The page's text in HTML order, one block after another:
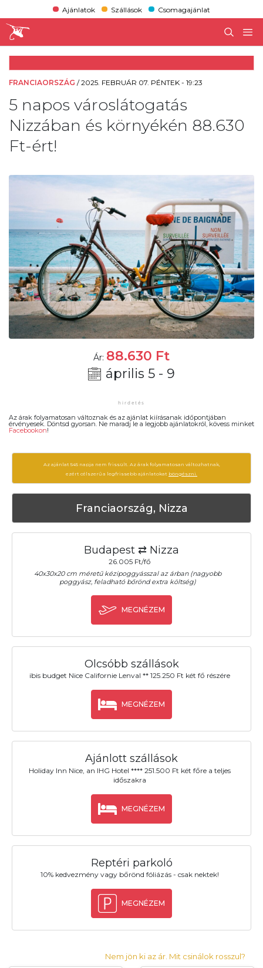
Ajánlatok Szállások Csomagajánlat
FRANCIAORSZÁG /2025. FEBRUÁR 07. PÉNTEK - 19:23
5 napos városlátogatás
Nizzában és környékén 88.630
Ft-ért!
Ár: 88.630 Ft
április 5 - 9
Az árak folyamatosan változnak és az ajánlat kiírásanak időpontjában
érvényesek. Döntsd gyorsan. Ne maradj le a legjobb ajánlatokról, kövess minket
Facebookon!
Az ajánlat 545 napja nem frissült. Az árak folyamatosan változhatnak,
ezért célszerű a legfrissebb ajánlatokat böngészni.
Franciaország, Nizza
Budapest ⇄ Nizza
26.005 Ft/fő
40x30x20 cm méretű kézipoggyásszal az árban (nagyobb
poggyász, feladható bőrönd extra költség)
MEGNÉZEM
Olcsóbb szállások
ibis budget Nice Californie Lenval ** 125.250 Ft két fő részére
MEGNÉZEM
Ajánlott szállások
Holiday Inn Nice, an IHG Hotel **** 251.500 Ft két főre a teljes
időszakra
MEGNÉZEM
Reptéri parkoló
10% kedvezmény vagy bőrönd fóliázás - csak nektek!
MEGNÉZEM
Nem jön ki az ár. Mit csinálok rosszul?